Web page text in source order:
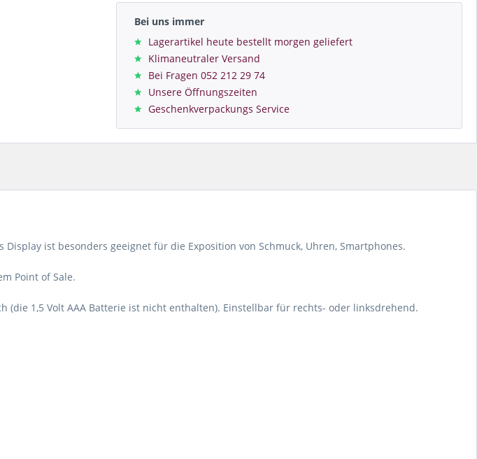
Bei uns immer
Lagerartikel heute bestellt morgen geliefert
Klimaneutraler Versand
Bei Fragen 052 212 29 74
Unsere Öffnungszeiten
Geschenkverpackungs Service
ist besonders geeignet für die Exposition von Schmuck, Uhren, Smartphones.
Point of Sale.
1,5 Volt AAA Batterie ist nicht enthalten). Einstellbar für rechts- oder linksdrehend.